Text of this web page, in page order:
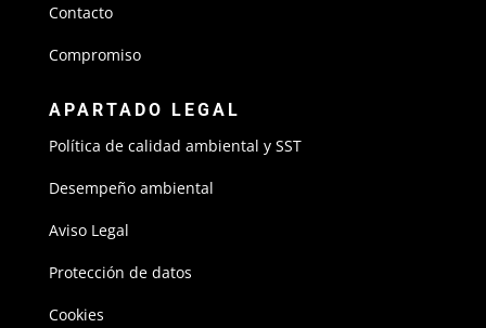
Contacto
Compromiso
APARTADO LEGAL
Política de calidad ambiental y SST
Desempeño ambiental
Aviso Legal
Protección de datos
Cookies